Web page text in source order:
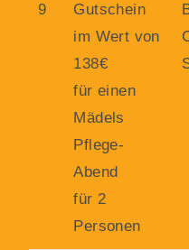
9
Gutschein
im Wert von
138€
für einen
Mädels
Pflege-
Abend
für 2
Personen